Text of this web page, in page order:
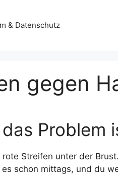
& Datenschutz
gegen
Problem
Streifen unter der
schon mittags, und du